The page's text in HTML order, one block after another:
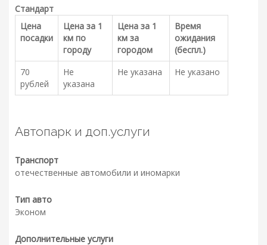
Стандарт
Цена
посадки
Цена за 1
км по
городу
Цена за 1
км за
городом
Время
ожидания
(беспл.)
70
рублей
Не
указана
Не указана Не указано
Автопарк и доп.услуги
Транспорт
отечественные автомобили и иномарки
Тип авто
Эконом
Дополнительные услуги